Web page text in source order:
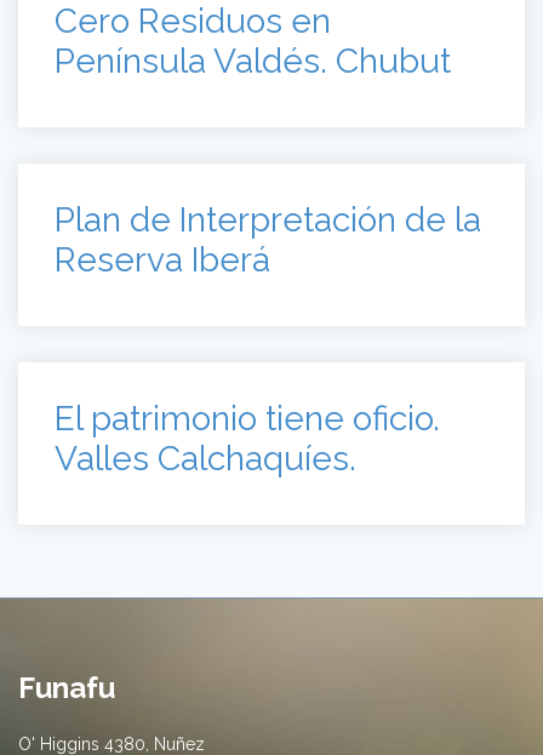
Cero Residuos en
Península Valdés. Chubut
Plan de Interpretación de la
Reserva Iberá
El patrimonio tiene oficio.
Valles Calchaquíes.
Funafu
O' Higgins 4380, Nuñez